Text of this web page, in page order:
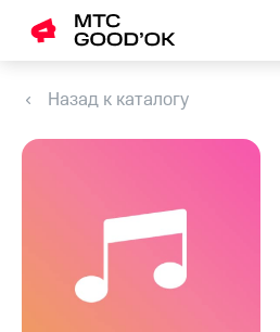
Назад к каталогу